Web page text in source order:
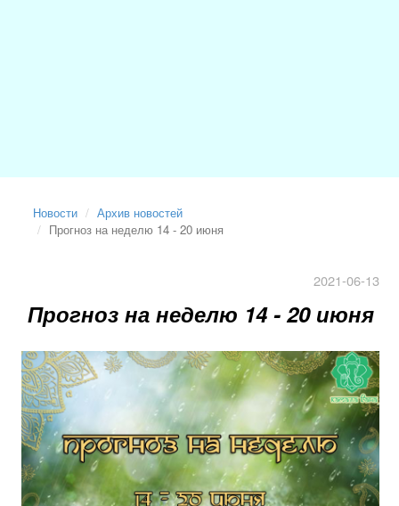
Новости
Архив новостей
Прогноз на неделю 14 - 20 июня
2021-06-13
Прогноз на неделю 14 - 20 июня